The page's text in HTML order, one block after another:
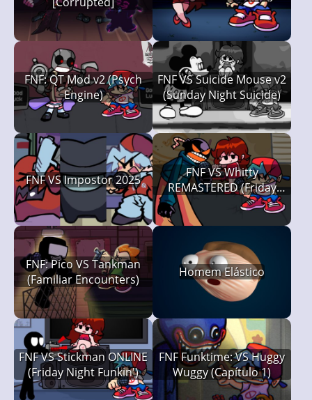
FNF: QT Mod v2 (Psych
Engine)
FNF VS Suicide Mouse v2
(Sunday Night Suicide)
FNF VS Impostor 2025
FNF VS Whitty
REMASTERED (Friday
Night Funkin')
FNF: Pico VS Tankman
(Familiar Encounters)
Homem Elástico
FNF VS Stickman ONLINE
(Friday Night Funkin')
FNF Funktime: VS Huggy
Wuggy (Capítulo 1)